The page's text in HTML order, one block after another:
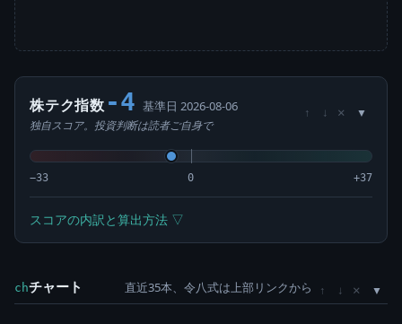
株テク指数 -4 基準日 2026-08-06
独自スコア。投資判断は読者ご自身で
↑ ↓ ×
−33 0 +37
スコアの内訳と算出方法 ▽
chチャート 直近35本、令八式は上部リンクから ↑ ↓ ×